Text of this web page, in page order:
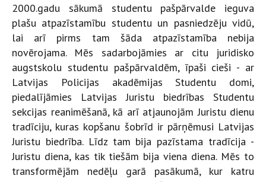
2000.gadu sākumā studentu pašpārvalde ieguva
plašu atpazīstamību studentu un pasniedzēju vidū,
lai arī pirms tam šāda atpazīstamība nebija
novērojama. Mēs sadarbojāmies ar citu juridisko
augstskolu studentu pašpārvaldēm, īpaši cieši - ar
Latvijas Policijas akadēmijas Studentu domi,
piedalījāmies Latvijas Juristu biedrības Studentu
sekcijas reanimēšanā, kā arī atjaunojām Juristu dienu
tradīciju, kuras kopšanu šobrīd ir pārņēmusi Latvijas
Juristu biedrība. Līdz tam bija pazīstama tradīcija -
Juristu diena, kas tik tiešām bija viena diena. Mēs to
transformējām nedēļu garā pasākumā, kur katru